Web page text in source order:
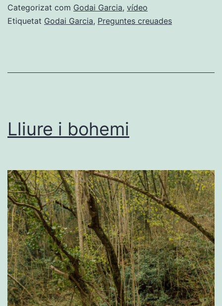
Categorizat com Godai Garcia, vídeo
Etiquetat Godai Garcia, Preguntes creuades
Lliure i bohemi